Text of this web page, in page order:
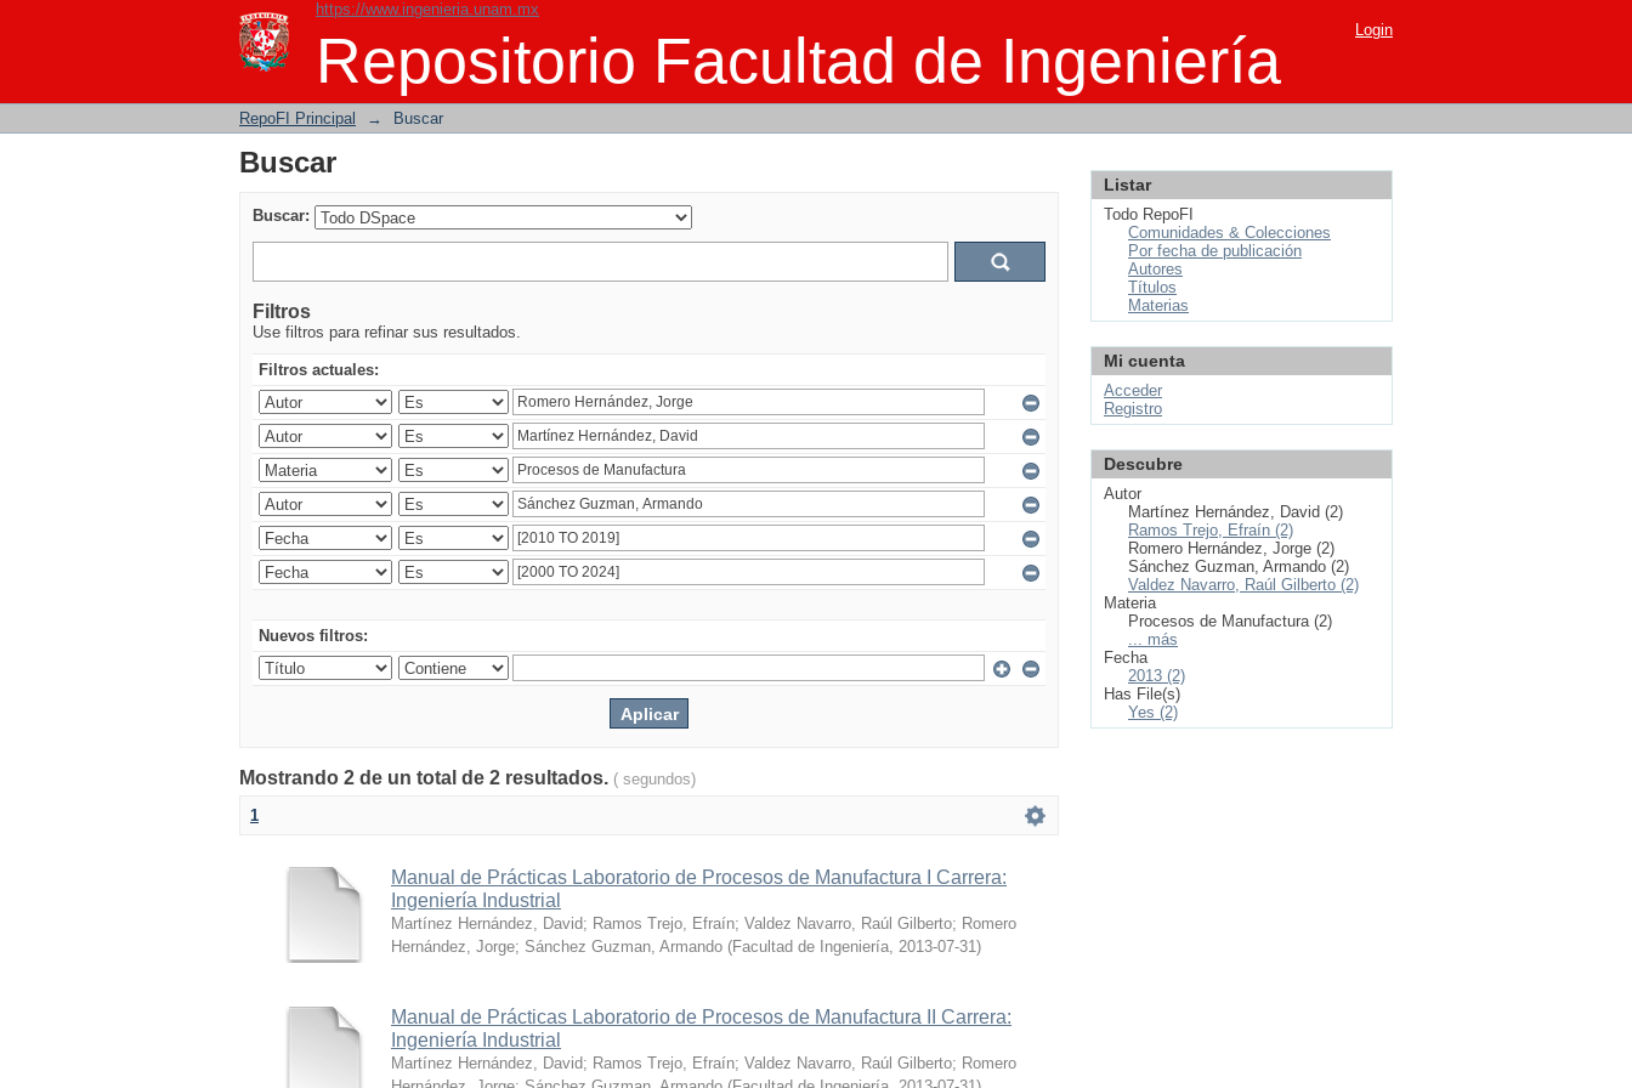
https://www.ingenieria.unam.mx
Repositorio Facultad de Ingeniería
Buscar Login
RepoFI Principal → Buscar
Buscar
Buscar:
Filtros
Use filtros para refinar sus resultados.
Filtros actuales:
Nuevos filtros:
Mostrando 2 de un total de 2 resultados. ( segundos)
1
Manual de Prácticas Laboratorio de Procesos de Manufactura I Carrera:
Ingeniería Industrial
Martínez Hernández, David; Ramos Trejo, Efraín; Valdez Navarro, Raúl Gilberto; Romero
Hernández, Jorge; Sánchez Guzman, Armando (Facultad de Ingeniería, 2013-07-31)
Manual de Prácticas Laboratorio de Procesos de Manufactura II Carrera:
Ingeniería Industrial
Martínez Hernández, David; Ramos Trejo, Efraín; Valdez Navarro, Raúl Gilberto; Romero
Listar
Todo RepoFI
Comunidades & Colecciones
Por fecha de publicación
Autores
Títulos
Materias
Mi cuenta
Acceder
Registro
Descubre
Autor
Martínez Hernández, David (2)
Ramos Trejo, Efraín (2)
Romero Hernández, Jorge (2)
Sánchez Guzman, Armando (2)
Valdez Navarro, Raúl Gilberto (2)
Materia
Procesos de Manufactura (2)
... más
Fecha
2013 (2)
Has File(s)
Yes (2)